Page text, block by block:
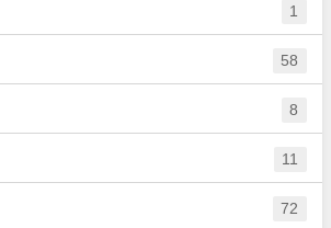
1
58
8
11
72